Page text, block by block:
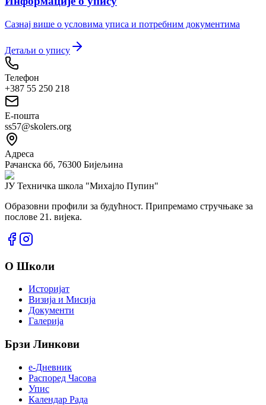
Сазнај више о условима уписа и потребним документима
Детаљи о упису
Телефон
+387 55 250 218
Е-пошта
ss57@skolers.org
Адреса
Рачанска бб, 76300 Бијељина
ЈУ Техничка школа "Михајло Пупин"
Образовни профили за будућност. Припремамо стручњаке за
послове 21. вијека.
О Школи
Историјат
Визија и Мисија
Документи
Галерија
Брзи Линкови
е-Дневник
Распоред Часова
Упис
Календар Рада